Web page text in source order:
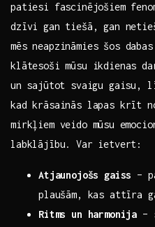
patiesi fascinējošiem
dzīvi gan tiešā, gan
mēs neapzināmies šos
klātesoši mūsu ikdienas⁤
⁢un sajūtot svaigu gaisu,
kad krāsainās​ lapas krīt
mirkļiem veido mūsu
labklājību. Var ietvert:
Atjaunojošs gaiss –
plaušām, kas attīra
Ritms un harmonija –